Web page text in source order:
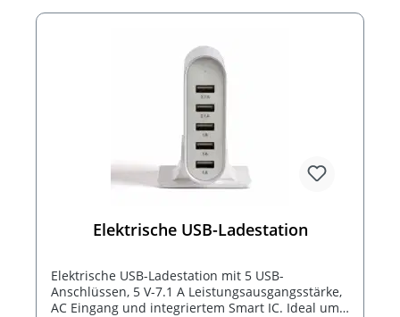
Elektrische USB-Ladestation
Elektrische USB-Ladestation mit 5 USB-
Anschlüssen, 5 V-7.1 A Leistungsausgangsstärke,
AC Eingang und integriertem Smart IC. Ideal um